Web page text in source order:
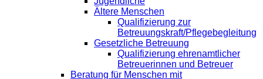
Ältere Menschen
Qualifizierung zur
Betreuungskraft/Pflegebegleitung
Gesetzliche Betreuung
Qualifizierung ehrenamtlicher
Betreuerinnen und Betreuer
Beratung für Menschen mit